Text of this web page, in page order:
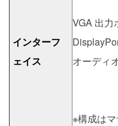
インターフ
ェイス
VGA 出力
オーディ
※構成は